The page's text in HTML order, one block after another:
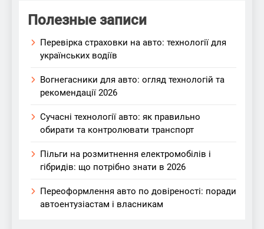
Полезные записи
Перевірка страховки на авто: технології для
українських водіїв
Вогнегасники для авто: огляд технологій та
рекомендації 2026
Сучасні технології авто: як правильно
обирати та контролювати транспорт
Пільги на розмитнення електромобілів і
гібридів: що потрібно знати в 2026
Переоформлення авто по довіреності: поради
автоентузіастам і власникам